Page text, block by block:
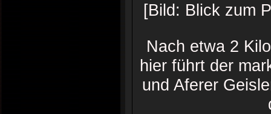
[Bild: Blick zum
Nach etwa 2
hier führt der
und Aferer